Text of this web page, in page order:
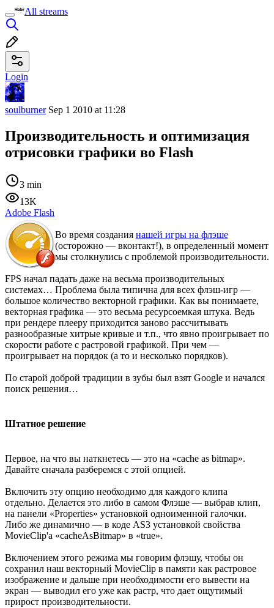
All streams
Login
soulburnerSep 1 2010 at 11:28
Производительность и оптимизация
отрисовки графики во Flash
3 min
13K
Adobe Flash
Во время создания нашей игры на флэше
(осторожно — вконтакт!), в определенный момент
мы столкнулись с проблемой производительности.
FPS начал падать даже на весьма производительных
системах… Проблема была типична для всех флэш-игр —
большое количество векторной графики. Как вы понимаете,
векторная графика — это весьма ресурсоемкая штука. Ведь
при рендере плееру приходится заново рассчитывать
разнообразные хитрые кривые и т.п., что явно проигрывает по
скорости работе с растровой графикой. При чем —
проигрывает на порядок (а то и несколько порядков).
По старой доброй традиции в зубы был взят Google и начался
поиск решения…
Штатное решение
Первое, на что вы наткнетесь — это на «cache as bitmap».
Давайте сначала разберемся с этой опцией.
Включить эту опцию необходимо для каждого клипа
отдельно. Делается это либо в самом Флэше — выбрав клип,
на панели «Properties» установкой одноименной галочки.
Либо же динамично — в коде AS3 установкой свойства
MovieClip'а «cacheAsBitmap» в «true».
Включением этого режима мы говорим флэшу, чтобы он
сохранил наш векторный MovieClip в памяти как растровое
изображение и дальше при необходимости его вывести на
экран — выводил его уже как растр, что дает ощутимый
прирост производительности.